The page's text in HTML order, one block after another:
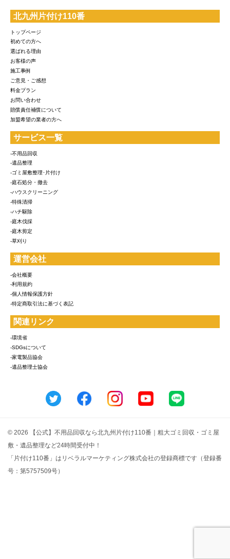
北九州片付け110番
トップページ
初めての方へ
選ばれる理由
お客様の声
施工事例
ご意見・ご感想
料金プラン
お問い合わせ
賠償責任補償について
加盟希望の業者の方へ
サービス一覧
-不用品回収
-遺品整理
-ゴミ屋敷整理･片付け
-庭石処分・撤去
-ハウスクリーニング
-特殊清掃
-ハチ駆除
-庭木伐採
-庭木剪定
-草刈り
運営会社
-会社概要
-利用規約
-個人情報保護方針
-特定商取引法に基づく表記
関連リンク
-環境省
-SDGsについて
-家電製品協会
-遺品整理士協会
© 2026 【公式】不用品回収なら北九州片付け110番｜粗大ゴミ回収・ゴミ屋
敷・遺品整理など24時間受付中！
「片付け110番」はリベラルマーケティング株式会社の登録商標です（登録番
号：第5757509号）